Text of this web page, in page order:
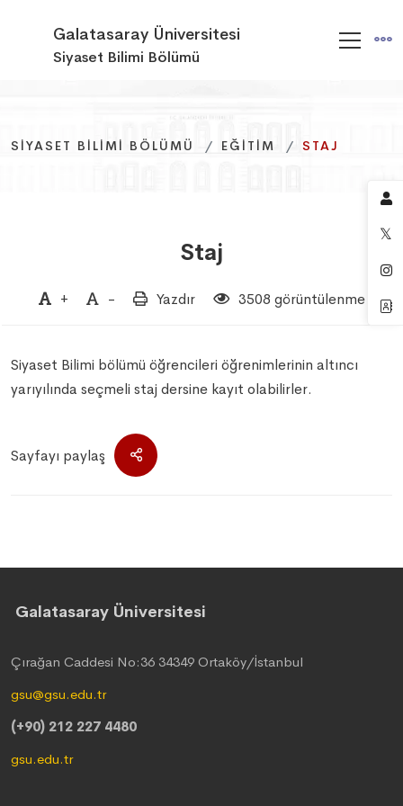
Galatasaray Üniversitesi
Siyaset Bilimi Bölümü
SIYASET BILIMI BÖLÜMÜ EĞITIM STAJ
SIYASET BILIMI BÖLÜMÜ EĞITIM STAJ
SIYASET BILIMI BÖLÜMÜ EĞITIM STAJ
Staj
+ - Yazdır 3508 görüntülenme
Siyaset Bilimi bölümü öğrencileri öğrenimlerinin altıncı
yarıyılında seçmeli staj dersine kayıt olabilirler.
Sayfayı paylaş
Galatasaray Üniversitesi
Çırağan Caddesi No:36 34349 Ortaköy/İstanbul
gsu@gsu.edu.tr
(+90) 212 227 4480
gsu.edu.tr